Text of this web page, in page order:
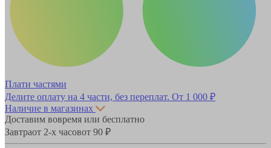
Плати частями
Делите оплату на 4 части, без переплат. От 1 000 ₽
Наличие в магазинах
Доставим вовремя или бесплатно
Завтраот 2-х часовот 90 ₽